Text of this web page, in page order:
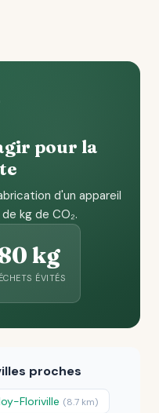
pour la
d'un appareil
kg de CO₂.
kg
ÉVITÉS
proches
Floriville (8.7 km)